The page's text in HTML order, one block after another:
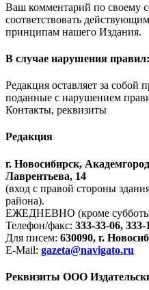
Ваш комментарий по своему
соответствовать
принципам нашего Издания.
В случае нарушения правил:
Редакция оставляет за собой
поданные с нарушением
Контакты, реквизиты
Редакция
г. Новосибирск,
Лаврентьева, 14
(вход с правой стороны
района).
ЕЖЕДНЕВНО (кроме субботы
Телефон/факс: 333-33-06, 333-
Для писем: 630090, г.
E-Mail: gazeta@navigato.ru
Реквизиты ООО